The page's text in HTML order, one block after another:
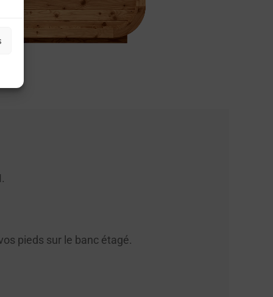
pieds sur le banc étagé.